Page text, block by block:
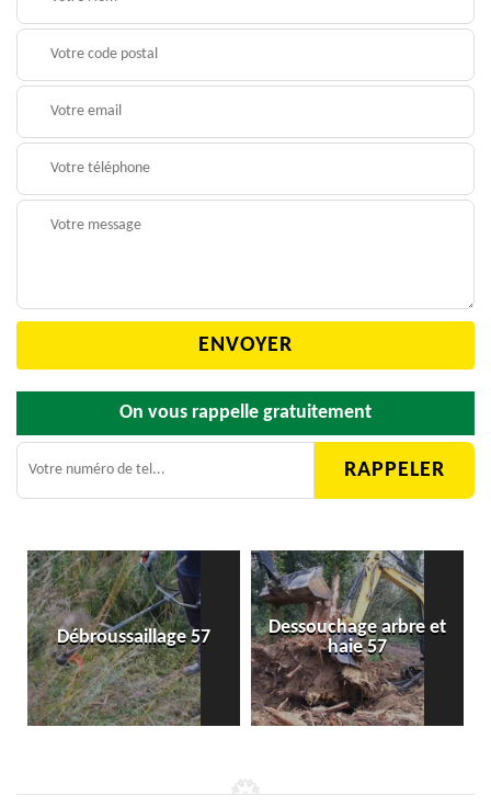
On vous rappelle gratuitement
Débroussaillage 57
Dessouchage arbre et
haie 57